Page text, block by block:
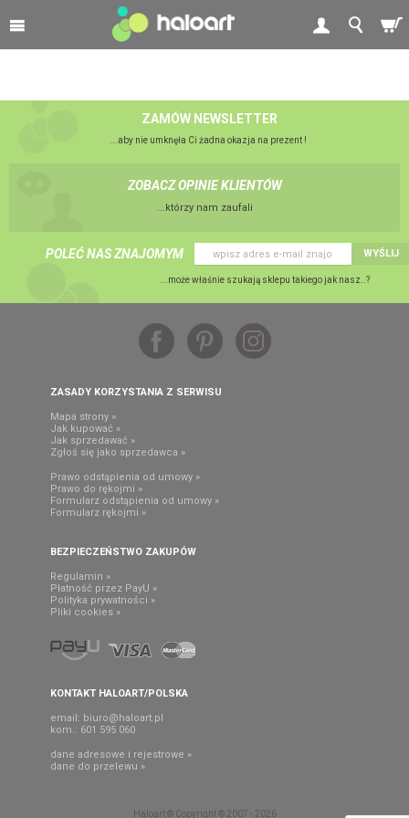
ZAMÓW NEWSLETTER
...aby nie umknęła Ci żadna okazja na prezent !
ZOBACZ OPINIE KLIENTÓW
...którzy nam zaufali
POLEĆ NAS ZNAJOMYM WYŚLIJ
...może właśnie szukają sklepu takiego jak nasz..?
ZASADY KORZYSTANIA Z SERWISU
Mapa strony »
Jak kupować »
Jak sprzedawać »
Zgłoś się jako sprzedawca »
Prawo odstąpienia od umowy »
Prawo do rękojmi »
Formularz odstąpienia od umowy »
Formularz rękojmi »
BEZPIECZEŃSTWO ZAKUPÓW
Regulamin »
Płatność przez PayU »
Polityka prywatności »
Pliki cookies »
KONTAKT HALOART/POLSKA
email: biuro@haloart.pl
kom.: 601 595 060
dane adresowe i rejestrowe »
dane do przelewu »
Haloart © Copyright © 2007 - 2026